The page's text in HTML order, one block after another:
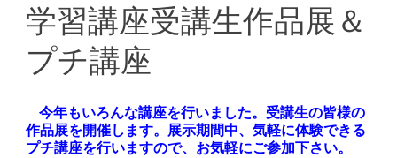
学習講座受講生作品展＆
プチ講座
今年もいろんな講座を行いました。受講生の皆様の
作品展を開催します。展示期間中、気軽に体験できる
プチ講座を行いますので、お気軽にご参加下さい。